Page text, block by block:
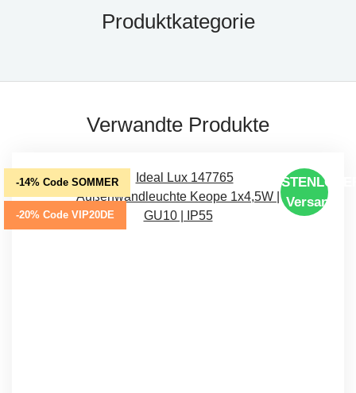
Produktkategorie
Verwandte Produkte
-14% Code SOMMER
-20% Code VIP20DE
Versand